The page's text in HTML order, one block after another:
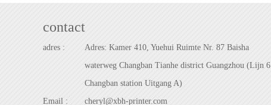
contact
adres :
Adres: Kamer 410, Yuehui Ruimte Nr. 87 Baisha
waterweg Changban Tianhe district Guangzhou (Lijn 6
Changban station Uitgang A)
Email :
cheryl@xbh-printer.com